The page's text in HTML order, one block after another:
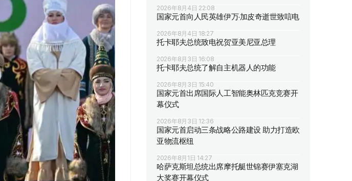
2026年8月4日 22:08
国家元首向人民英雄伊万·加皮奇逝世致唁电
2026年8月4日 18:27
托卡耶夫总统致电祝贺亚美尼亚总理
2026年8月3日 16:08
托卡耶夫总统了解自主机器人的功能
2026年8月3日 15:40
国家元首出席国际人工智能奥林匹克竞赛开
幕仪式
2026年8月3日 12:36
国家元首启动三条战略公路建设 助力打造欧
亚物流枢纽
2026年8月1日 14:27
哈萨克斯坦总统出席摩托艇世锦赛伊塞克湖
大奖赛开幕仪式